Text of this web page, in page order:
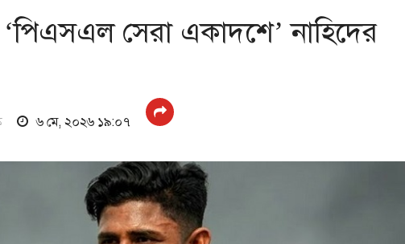
সেরা একাদশে’ নাহিদের
৬ মে, ২০২৬ ১৯:০৭